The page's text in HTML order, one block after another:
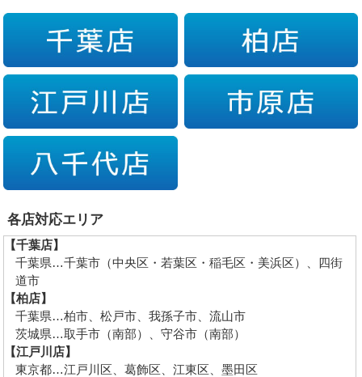
各店対応エリア
【千葉店】
千葉県…千葉市（中央区・若葉区・稲毛区・美浜区）、四街
道市
【柏店】
千葉県…柏市、松戸市、我孫子市、流山市
茨城県…取手市（南部）、守谷市（南部）
【江戸川店】
東京都…江戸川区、葛飾区、江東区、墨田区